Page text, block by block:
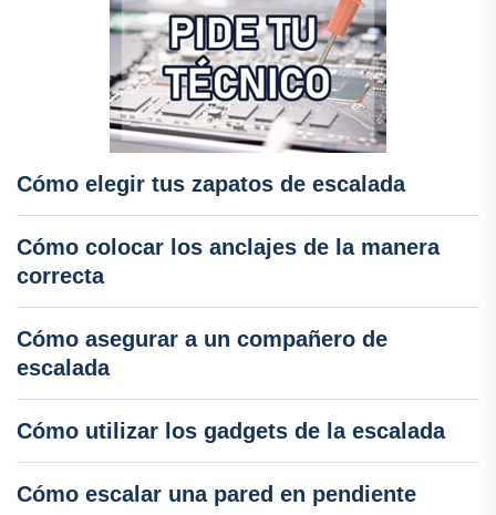
Cómo elegir tus zapatos de escalada
Cómo colocar los anclajes de la manera
correcta
Cómo asegurar a un compañero de
escalada
Cómo utilizar los gadgets de la escalada
Cómo escalar una pared en pendiente